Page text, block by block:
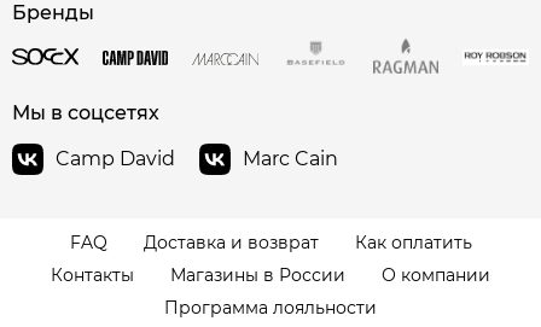
Бренды
Мы в соцсетях
Camp David
Marc Cain
FAQ Доставка и возврат
Как оплатить
Контакты
Магазины в России
О компании
Программа лояльности